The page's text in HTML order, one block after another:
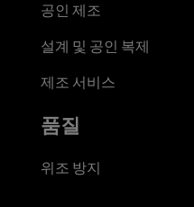
공인 제조
설계 및 공인 복제
제조 서비스
품질
위조 방지